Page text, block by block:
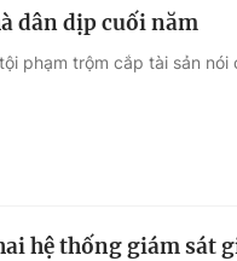
Du lịch
dân dịp cuối năm
phạm trộm cắp tài sản
hệ thống giám sát